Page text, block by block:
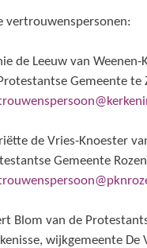
vertrouwenspersonen:
de Leeuw van Weenen-
Gemeente te
de Vries-Knoester
Gemeente
Blom van de
wijkgemeente De